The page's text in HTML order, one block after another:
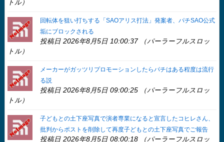
トル）
回転体を狙い打ちする「SAOアリス打法」発案者、パチSAO公式
垢にブロックされる
投稿日 2026年8月5日 10:00:37 （パーラーフルスロッ
トル）
メーカーがガッツリプロモーションしたらパチはある程度は流行
る説
投稿日 2026年8月5日 09:00:25 （パーラーフルスロッ
トル）
子どもとの土下座写真で演者専業になると宣言したコヒレさん、
批判からポストを削除して再度子どもとの土下座写真でご報告
投稿日 2026年8月5日 08:00:18 （パーラーフルスロッ